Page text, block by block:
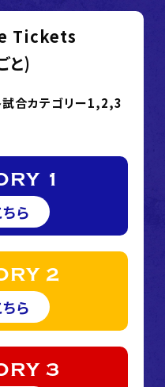
Tickets
と)
試合カテゴリー1,2,3
1
ら
2
ら
3